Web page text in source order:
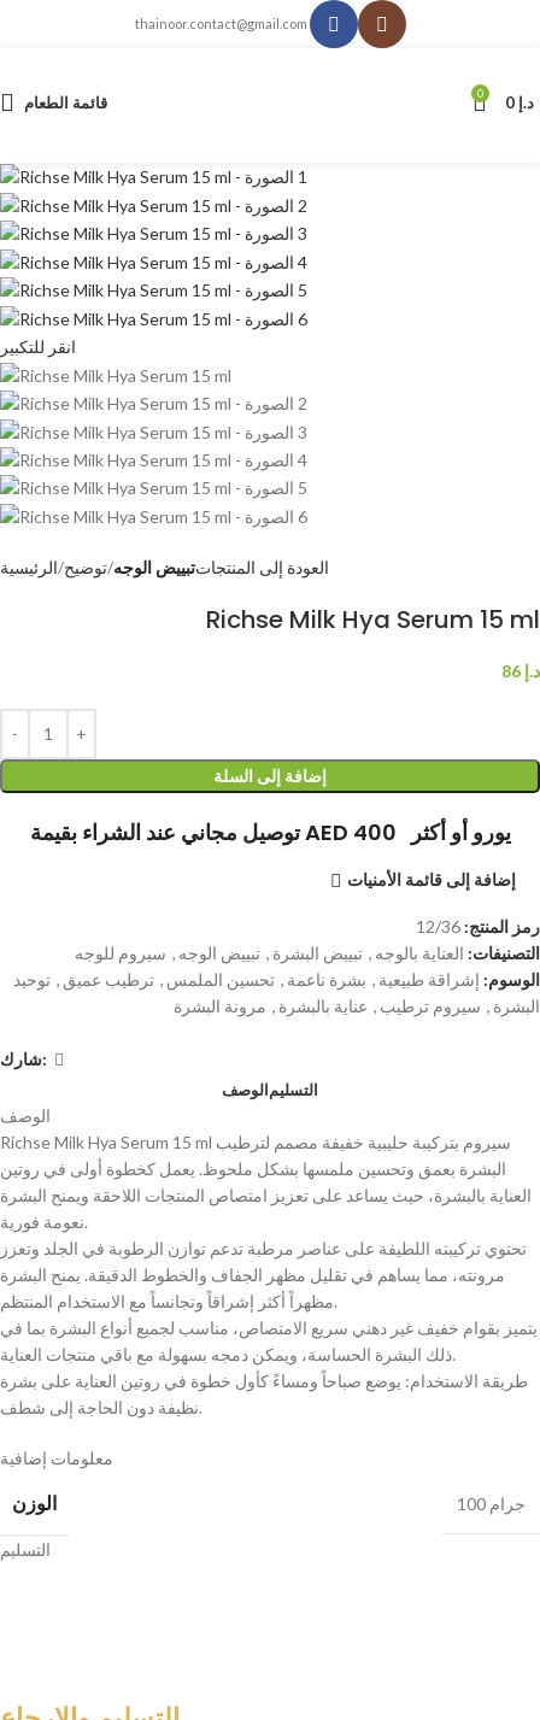
thainoor.contact@gmail.com
قائمة الطعام 0 د.إ
انقر للتكبير
الرئيسية توضيح تبييض الوجهالعودة إلى المنتجات
Richse Milk Hya Serum 15 ml
د.إ
إضافة إلى السلة
توصيل مجاني عند الشراء بقيمة AED 400 يورو أو أكثر
إضافة إلى قائمة الأمنيات
رمز المنتج: 12/36
التصنيفات: العناية بالوجه , تبييض البشرة , تبييض الوجه , سيروم للوجه
الوسوم: إشراقة طبيعية , بشرة ناعمة , تحسين الملمس , ترطيب عميق , توحيد
البشرة , سيروم ترطيب , عناية بالبشرة , مرونة البشرة
شارك:
الوصفالتسليم
الوصف
Richse Milk Hya Serum 15 ml سيروم بتركيبة حليبية خفيفة مصمم لترطيب
البشرة بعمق وتحسين ملمسها بشكل ملحوظ. يعمل كخطوة أولى في روتين
العناية بالبشرة، حيث يساعد على تعزيز امتصاص المنتجات اللاحقة ويمنح البشرة
نعومة فورية.
تحتوي تركيبته اللطيفة على عناصر مرطبة تدعم توازن الرطوبة في الجلد وتعزز
مرونته، مما يساهم في تقليل مظهر الجفاف والخطوط الدقيقة. يمنح البشرة
مظهراً أكثر إشراقاً وتجانساً مع الاستخدام المنتظم.
يتميز بقوام خفيف غير دهني سريع الامتصاص، مناسب لجميع أنواع البشرة بما في
ذلك البشرة الحساسة، ويمكن دمجه بسهولة مع باقي منتجات العناية.
طريقة الاستخدام: يوضع صباحاً ومساءً كأول خطوة في روتين العناية على بشرة
نظيفة دون الحاجة إلى شطف.
معلومات إضافية
الوزن 100 جرام
التسليم